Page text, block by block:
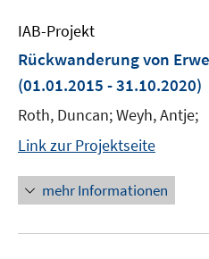
IAB-Projekt
Rückwanderung von
(01.01.2015 - 31.10.2020)
Roth, Duncan; Weyh, Antje;
Link zur Projektseite
mehr Informationen